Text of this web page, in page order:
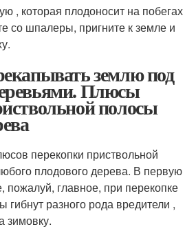
, которая плодоносит на побегах
со шпалеры, пригните к земле и
землю под
Плюсы
полосы
перекопки приствольной
плодового дерева. В первую
пожалуй, главное, при перекопке
гибнут разного рода вредители ,
зимовку.